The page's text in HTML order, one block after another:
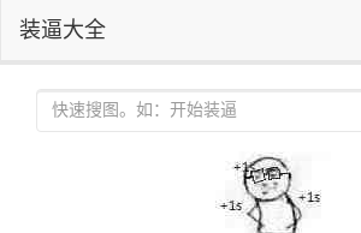
装逼大全